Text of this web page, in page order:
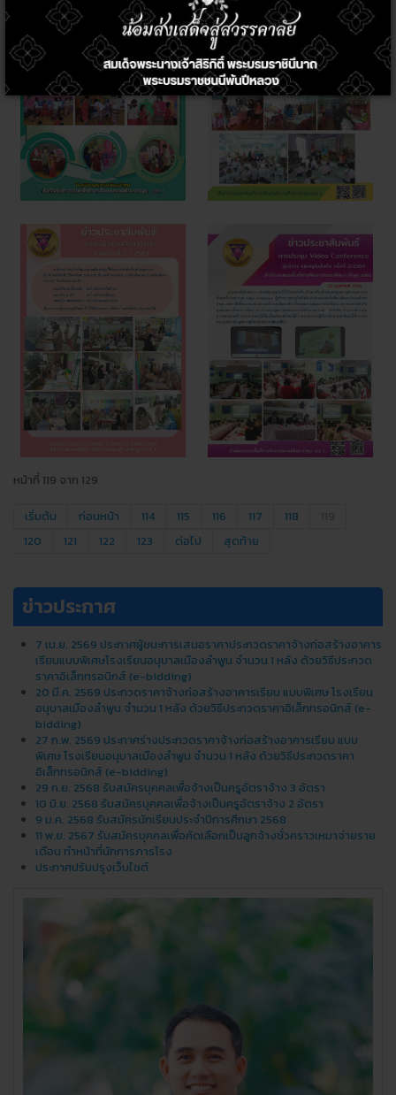
หน้าที่ 119 จาก 129
เริ่มต้น ก่อนหน้า 114 115 116 117 118
120
121 122 123 ต่อไป สุดท้าย
ข่าวประกาศ
7 เม.ย. 2569 ประกาศผู้ชนะการเสนอราคาประกวดราคาจ้างก่อสร้างอาคาร
เรียนแบบพิเศษโรงเรียนอนุบาลเมืองลำพูน จำนวน 1 หลัง ด้วยวิธีประกวด
ราคาอิเล็กทรอนิกส์ (e-bidding)
20 มี.ค. 2569 ประกวดราคาจ้างก่อสร้างอาคารเรียน แบบพิเศษ โรงเรียน
อนุบาลเมืองลําพูน จํานวน 1 หลัง ด้วยวิธีประกวดราคาอิเล็กทรอนิกส์ (e-
bidding)
27 ก.พ. 2569 ประกาศร่างประกวดราคาจ้างก่อสร้างอาคารเรียน แบบ
พิเศษ โรงเรียนอนุบาลเมืองลําพูน จํานวน 1 หลัง ด้วยวิธีประกวดราคา
อิเล็กทรอนิกส์ (e-bidding)
29 ก.ย. 2568 รับสมัครบุคคลเพื่อจ้างเป็นครูอัตราจ้าง 3 อัตรา
10 มิ.ย. 2568 รับสมัครบุคคลเพื่อจ้างเป็นครูอัตราจ้าง 2 อัตรา
9 ม.ค. 2568 รับสมัครนักเรียนประจำปีการศึกษา 2568
11 พ.ย. 2567 รับสมัครบุคคลเพื่อคัดเลือกเป็นลูกจ้างชั่วคราวเหมาจ่ายราย
เดือน ทำหน้าที่นักการภารโรง
ประกาศปรับปรุงเว็บไซต์